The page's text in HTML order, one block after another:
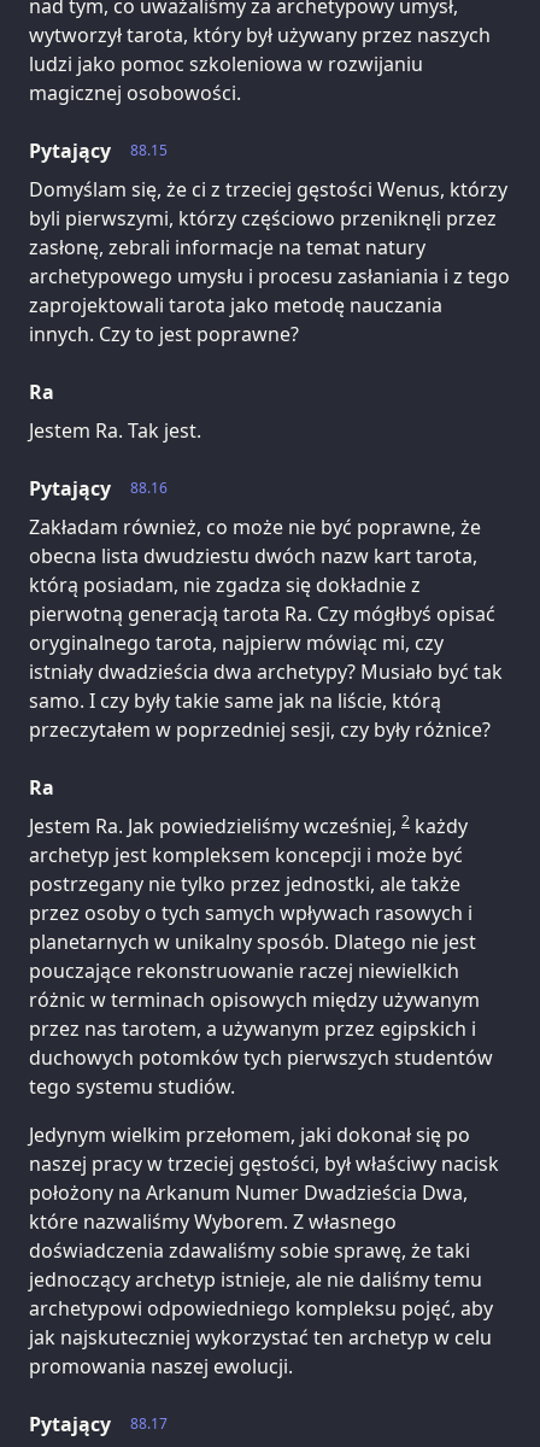
nad tym, co uważaliśmy za archetypowy umysł,
wytworzył tarota, który był używany przez naszych
ludzi jako pomoc szkoleniowa w rozwijaniu
magicznej osobowości.
88.15
Pytający
Domyślam się, że ci z trzeciej gęstości Wenus, którzy
byli pierwszymi, którzy częściowo przeniknęli przez
zasłonę, zebrali informacje na temat natury
archetypowego umysłu i procesu zasłaniania i z tego
zaprojektowali tarota jako metodę nauczania
innych. Czy to jest poprawne?
Ra
Jestem Ra. Tak jest.
88.16
Pytający
Zakładam również, co może nie być poprawne, że
obecna lista dwudziestu dwóch nazw kart tarota,
którą posiadam, nie zgadza się dokładnie z
pierwotną generacją tarota Ra. Czy mógłbyś opisać
oryginalnego tarota, najpierw mówiąc mi, czy
istniały dwadzieścia dwa archetypy? Musiało być tak
samo. I czy były takie same jak na liście, którą
przeczytałem w poprzedniej sesji, czy były różnice?
Ra
Jestem Ra. Jak powiedzieliśmy wcześniej, 2 każdy
archetyp jest kompleksem koncepcji i może być
postrzegany nie tylko przez jednostki, ale także
przez osoby o tych samych wpływach rasowych i
planetarnych w unikalny sposób. Dlatego nie jest
pouczające rekonstruowanie raczej niewielkich
różnic w terminach opisowych między używanym
przez nas tarotem, a używanym przez egipskich i
duchowych potomków tych pierwszych studentów
tego systemu studiów.
Jedynym wielkim przełomem, jaki dokonał się po
naszej pracy w trzeciej gęstości, był właściwy nacisk
położony na Arkanum Numer Dwadzieścia Dwa,
które nazwaliśmy Wyborem. Z własnego
doświadczenia zdawaliśmy sobie sprawę, że taki
jednoczący archetyp istnieje, ale nie daliśmy temu
archetypowi odpowiedniego kompleksu pojęć, aby
jak najskuteczniej wykorzystać ten archetyp w celu
promowania naszej ewolucji.
88.17
Pytający